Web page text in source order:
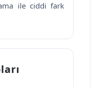
ile ciddi fark